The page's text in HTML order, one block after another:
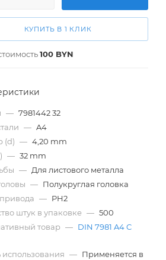
КУПИТЬ В 1 КЛИК
100 BYN
— 7981442 32
— A4
(d) — 4,20 mm
— 32 mm
— Для листового металла
— Полукруглая головка
— PH2
штук в упаковке — 500
товар — DIN 7981 A4 C
использования — Применяется в